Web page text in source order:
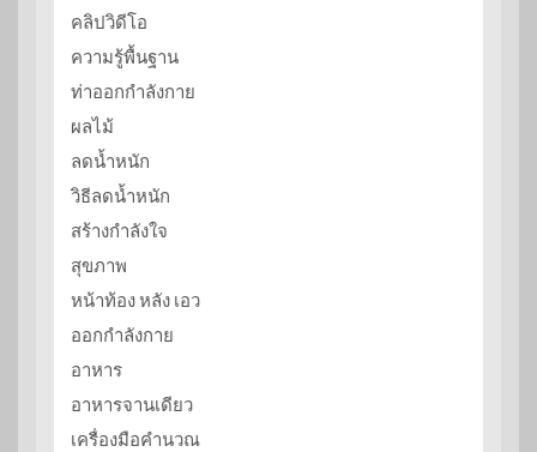
คลิปวิดีโอ
ความรู้พื้นฐาน
ท่าออกกำลังกาย
ผลไม้
ลดน้ำหนัก
วิธีลดน้ำหนัก
สร้างกำลังใจ
สุขภาพ
หน้าท้อง หลัง เอว
ออกกำลังกาย
อาหาร
อาหารจานเดียว
เครื่องมือคำนวณ